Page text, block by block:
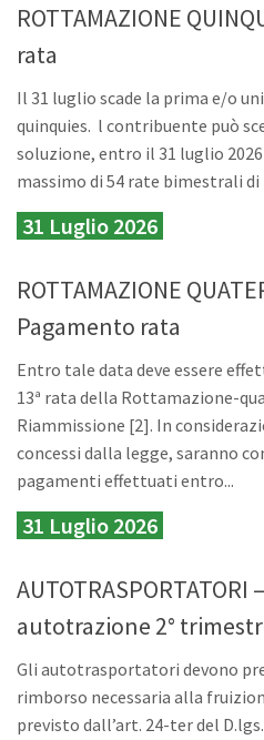
ROTTAMAZIONE
rata
Il 31 luglio scade la prima e/o
quinquies. l contribuente può
soluzione, entro il 31 luglio
massimo di 54 rate bimestrali di
31 Luglio 2026
ROTTAMAZIONE
Pagamento rata
Entro tale data deve essere
13ª rata della Rottamazione-
Riammissione [2]. In
concessi dalla legge, saranno
pagamenti effettuati entro...
31 Luglio 2026
autotrazione 2°
Gli autotrasportatori devono
rimborso necessaria alla
previsto dall’art. 24-ter del